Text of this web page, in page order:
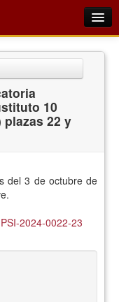
10
plazas 22 y
del 3 de octubre de
2024-0022-23